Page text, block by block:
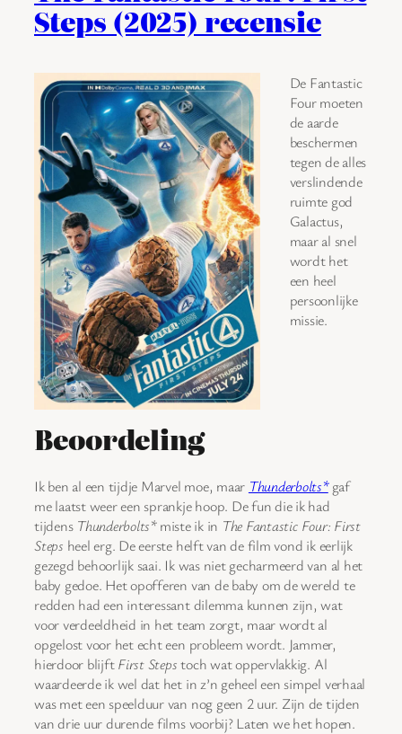
Steps (2025) recensie
De Fantastic
Four moeten
de aarde
beschermen
tegen de alles
verslindende
ruimte god
Galactus,
maar al snel
wordt het
een heel
persoonlijke
missie.
Beoordeling
Ik ben al een tijdje Marvel moe, maar Thunderbolts*gaf
me laatst weer een sprankje hoop. De fun die ik had
tijdens Thunderbolts*miste ik in The Fantastic Four: First
Steps heel erg. De eerste helft van de film vond ik eerlijk
gezegd behoorlijk saai. Ik was niet gecharmeerd van al het
baby gedoe. Het opofferen van de baby om de wereld te
redden had een interessant dilemma kunnen zijn, wat
voor verdeeldheid in het team zorgt, maar wordt al
opgelost voor het echt een probleem wordt. Jammer,
hierdoor blijftFirst Stepstoch wat oppervlakkig. Al
waardeerde ik wel dat het in z’n geheel een simpel verhaal
was met een speelduur van nog geen 2 uur. Zijn de tijden
van drie uur durende films voorbij? Laten we het hopen.